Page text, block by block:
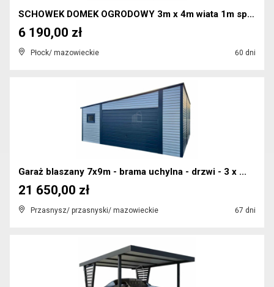
SCHOWEK DOMEK OGRODOWY 3m x 4m wiata 1m spad w tył...
Płock/ mazowieckie 60 dni
6 190,00 zł
Garaż blaszany 7x9m - brama uchylna - drzwi - 3 x ...
Przasnysz/ przasnyski/ mazowieckie 67 dni
21 650,00 zł